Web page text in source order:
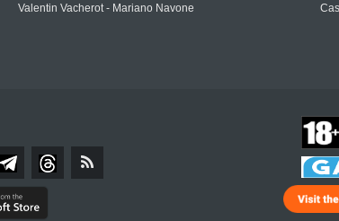
Valentin Vacherot - Mariano Navone